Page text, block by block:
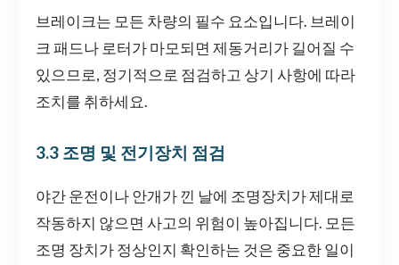
브레이크는 모든 차량의 필수 요소입니다. 브레이
크 패드나 로터가 마모되면 제동거리가 길어질 수
있으므로, 정기적으로 점검하고 상기 사항에 따라
조치를 취하세요.
3.3 조명 및 전기장치 점검
야간 운전이나 안개가 낀 날에 조명장치가 제대로
작동하지 않으면 사고의 위험이 높아집니다. 모든
조명 장치가 정상인지 확인하는 것은 중요한 일이